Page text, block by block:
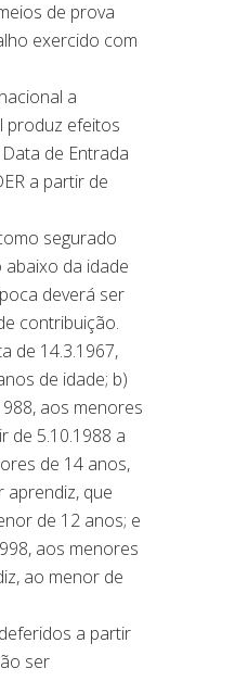
de prova
exercido com
a
produz efeitos
de Entrada
a partir de
segurado
da idade
deverá ser
contribuição.
de 14.3.1967,
de idade; b)
aos menores
de 5.10.1988 a
de 14 anos,
que
de 12 anos; e
aos menores
ao menor de
a partir
ser